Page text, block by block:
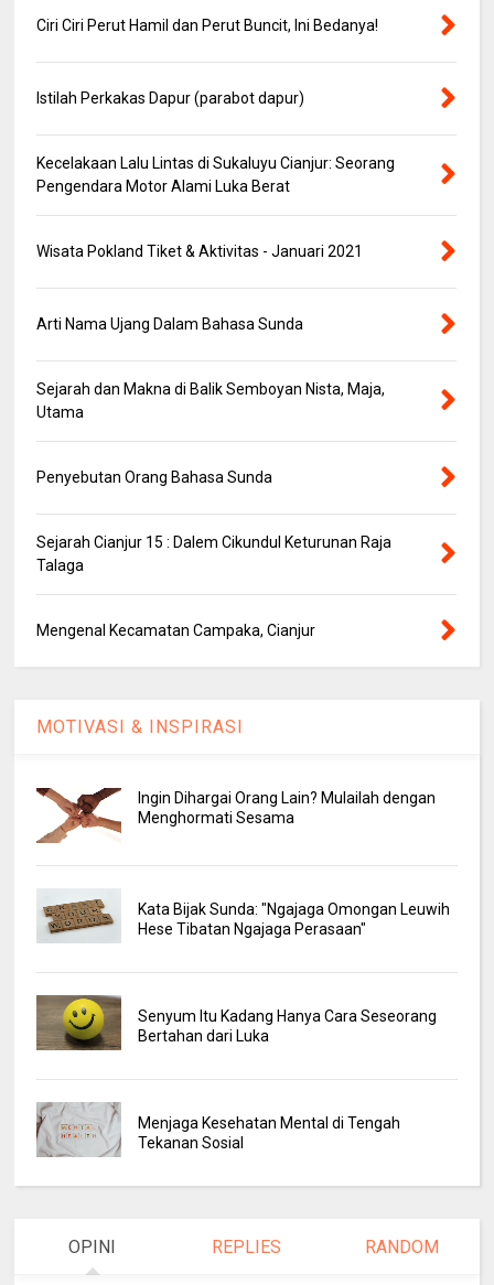
Ciri Ciri Perut Hamil dan Perut Buncit, Ini Bedanya!
Istilah Perkakas Dapur (parabot dapur)
Kecelakaan Lalu Lintas di Sukaluyu Cianjur: Seorang
Pengendara Motor Alami Luka Berat
Wisata Pokland Tiket & Aktivitas - Januari 2021
Arti Nama Ujang Dalam Bahasa Sunda
Sejarah dan Makna di Balik Semboyan Nista, Maja,
Utama
Penyebutan Orang Bahasa Sunda
Sejarah Cianjur 15 : Dalem Cikundul Keturunan Raja
Talaga
Mengenal Kecamatan Campaka, Cianjur
MOTIVASI & INSPIRASI
Ingin Dihargai Orang Lain? Mulailah dengan
Menghormati Sesama
Kata Bijak Sunda: "Ngajaga Omongan Leuwih
Hese Tibatan Ngajaga Perasaan"
Senyum Itu Kadang Hanya Cara Seseorang
Bertahan dari Luka
Menjaga Kesehatan Mental di Tengah
Tekanan Sosial
OPINI REPLIES RANDOM